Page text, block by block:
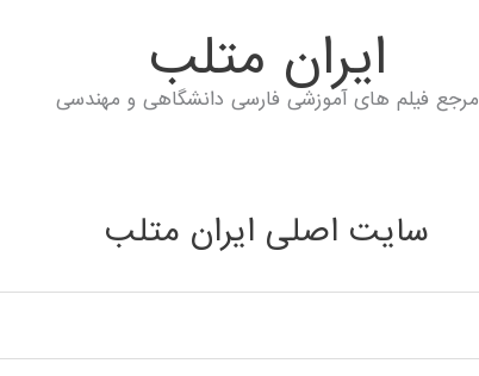
ايران متلب
مرجع فیلم های آموزشی فارسی دانشگاهی و مهندسی
سایت اصلی ایران متلب